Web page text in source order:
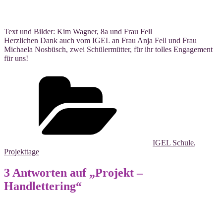
Text und Bil­der: Kim Wag­ner, 8a und Frau Fell
Herz­li­chen Dank auch vom IGEL an Frau Anja Fell und Frau
Michae­la Nos­büsch, zwei Schü­ler­müt­ter, für ihr tol­les Enga­ge­ment
für uns!
IGEL Schule,
Projekttage
3 Antworten auf „Projekt –
Handlettering“